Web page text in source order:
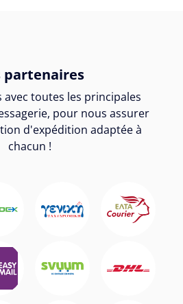
partenaires
toutes les principales
pour nous assurer
d'expédition adaptée à
chacun !